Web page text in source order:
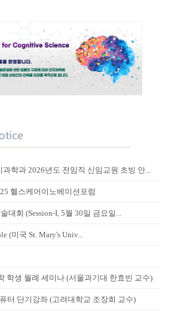
학과 2026년도 전임직 신임교원 초빙 안...
헬스케어이노베이션포럼
대회 (Session-I, 5월 30일 금요일...
(미국 St. Mary's Univ...
학생 월례 세미나 (서울과기대 한효빈 교수)
터 단기강좌 (고려대학교 조장희 교수)